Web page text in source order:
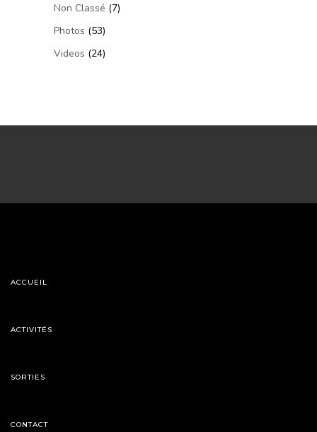
Non Classé (7)
Photos (53)
Videos (24)
ACCUEIL
ACTIVITÉS
SORTIES
CONTACT